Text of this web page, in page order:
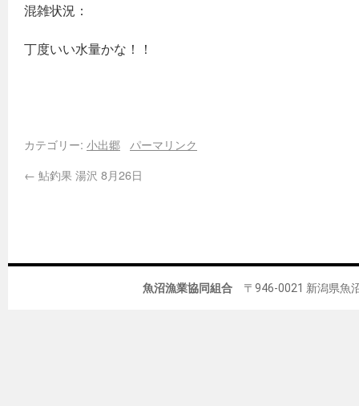
混雑状況：
丁度いい水量かな！！
カテゴリー: 小出郷
パーマリンク
← 鮎釣果 湯沢 8月26日
魚沼漁業協同組合 〒946-0021 新潟県魚